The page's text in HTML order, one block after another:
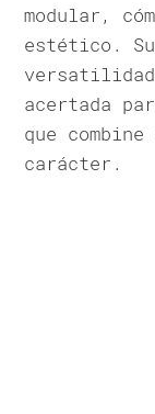
modular,
estético.
acertada
que
carácter.